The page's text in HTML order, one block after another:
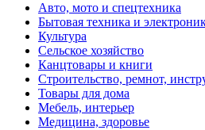
Авто, мото и спецтехника
Бытовая техника и
Культура
Сельское хозяйство
Канцтовары и книги
Строительство, ремнот,
Товары для дома
Мебель, интерьер
Медицина, здоровье